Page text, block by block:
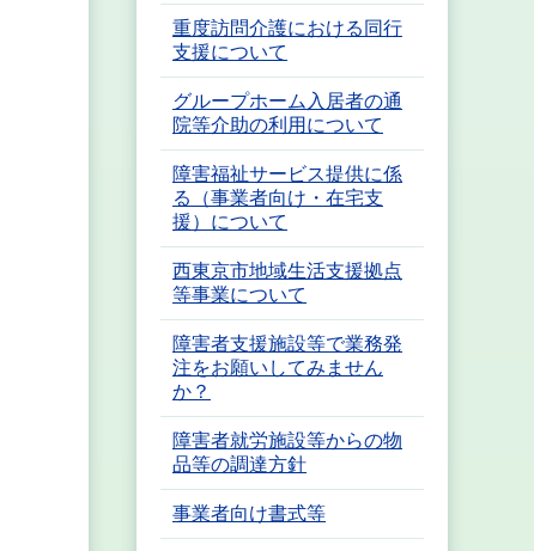
重度訪問介護における同行
支援について
グループホーム入居者の通
院等介助の利用について
障害福祉サービス提供に係
る（事業者向け・在宅支
援）について
西東京市地域生活支援拠点
等事業について
障害者支援施設等で業務発
注をお願いしてみません
か？
障害者就労施設等からの物
品等の調達方針
事業者向け書式等